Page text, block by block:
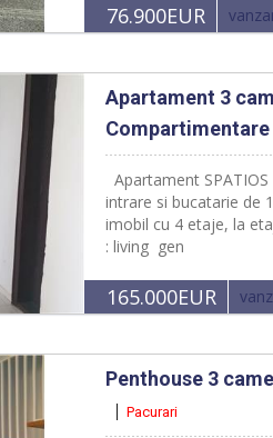
76.900EUR
Apartament 3
Compartimentare
Apartament
intrare si bucatarie de
imobil cu 4 etaje, la
: living gen
165.000EUR
Penthouse 3
Pacurari